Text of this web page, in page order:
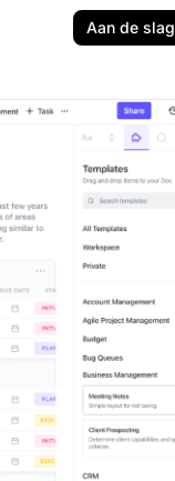
Aan de slag